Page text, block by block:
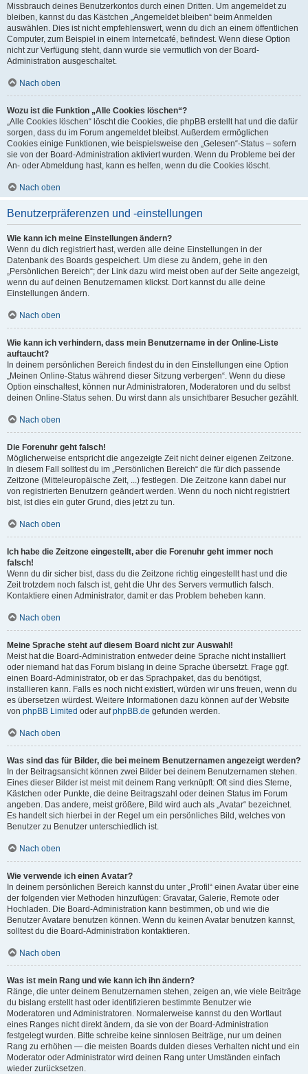
Missbrauch deines Benutzerkontos durch einen Dritten. Um angemeldet zu
bleiben, kannst du das Kästchen „Angemeldet bleiben“ beim Anmelden
auswählen. Dies ist nicht empfehlenswert, wenn du dich an einem öffentlichen
Computer, zum Beispiel in einem Internetcafé, befindest. Wenn diese Option
nicht zur Verfügung steht, dann wurde sie vermutlich von der Board-
Administration ausgeschaltet.
Nach oben
Wozu ist die Funktion „Alle Cookies löschen“?
„Alle Cookies löschen“ löscht die Cookies, die phpBB erstellt hat und die dafür
sorgen, dass du im Forum angemeldet bleibst. Außerdem ermöglichen
Cookies einige Funktionen, wie beispielsweise den „Gelesen“-Status – sofern
sie von der Board-Administration aktiviert wurden. Wenn du Probleme bei der
An- oder Abmeldung hast, kann es helfen, wenn du die Cookies löscht.
Nach oben
Benutzerpräferenzen und -einstellungen
Wie kann ich meine Einstellungen ändern?
Wenn du dich registriert hast, werden alle deine Einstellungen in der
Datenbank des Boards gespeichert. Um diese zu ändern, gehe in den
„Persönlichen Bereich“; der Link dazu wird meist oben auf der Seite angezeigt,
wenn du auf deinen Benutzernamen klickst. Dort kannst du alle deine
Einstellungen ändern.
Nach oben
Wie kann ich verhindern, dass mein Benutzername in der Online-Liste
auftaucht?
In deinem persönlichen Bereich findest du in den Einstellungen eine Option
„Meinen Online-Status während dieser Sitzung verbergen“. Wenn du diese
Option einschaltest, können nur Administratoren, Moderatoren und du selbst
deinen Online-Status sehen. Du wirst dann als unsichtbarer Besucher gezählt.
Nach oben
Die Forenuhr geht falsch!
Möglicherweise entspricht die angezeigte Zeit nicht deiner eigenen Zeitzone.
In diesem Fall solltest du im „Persönlichen Bereich“ die für dich passende
Zeitzone (Mitteleuropäische Zeit, ...) festlegen. Die Zeitzone kann dabei nur
von registrierten Benutzern geändert werden. Wenn du noch nicht registriert
bist, ist dies ein guter Grund, dies jetzt zu tun.
Nach oben
Ich habe die Zeitzone eingestellt, aber die Forenuhr geht immer noch
falsch!
Wenn du dir sicher bist, dass du die Zeitzone richtig eingestellt hast und die
Zeit trotzdem noch falsch ist, geht die Uhr des Servers vermutlich falsch.
Kontaktiere einen Administrator, damit er das Problem beheben kann.
Nach oben
Meine Sprache steht auf diesem Board nicht zur Auswahl!
Meist hat die Board-Administration entweder deine Sprache nicht installiert
oder niemand hat das Forum bislang in deine Sprache übersetzt. Frage ggf.
einen Board-Administrator, ob er das Sprachpaket, das du benötigst,
installieren kann. Falls es noch nicht existiert, würden wir uns freuen, wenn du
es übersetzen würdest. Weitere Informationen dazu können auf der Website
von phpBB Limited oder aufphpBB.de gefunden werden.
Nach oben
Was sind das für Bilder, die bei meinem Benutzernamen angezeigt werden?
In der Beitragsansicht können zwei Bilder bei deinem Benutzernamen stehen.
Eines dieser Bilder ist meist mit deinem Rang verknüpft: Oft sind dies Sterne,
Kästchen oder Punkte, die deine Beitragszahl oder deinen Status im Forum
angeben. Das andere, meist größere, Bild wird auch als „Avatar“ bezeichnet.
Es handelt sich hierbei in der Regel um ein persönliches Bild, welches von
Benutzer zu Benutzer unterschiedlich ist.
Nach oben
Wie verwende ich einen Avatar?
In deinem persönlichen Bereich kannst du unter „Profil“ einen Avatar über eine
der folgenden vier Methoden hinzufügen: Gravatar, Galerie, Remote oder
Hochladen. Die Board-Administration kann bestimmen, ob und wie die
Benutzer Avatare benutzen können. Wenn du keinen Avatar benutzen kannst,
solltest du die Board-Administration kontaktieren.
Nach oben
Was ist mein Rang und wie kann ich ihn ändern?
Ränge, die unter deinem Benutzernamen stehen, zeigen an, wie viele Beiträge
du bislang erstellt hast oder identifizieren bestimmte Benutzer wie
Moderatoren und Administratoren. Normalerweise kannst du den Wortlaut
eines Ranges nicht direkt ändern, da sie von der Board-Administration
festgelegt wurden. Bitte schreibe keine sinnlosen Beiträge, nur um deinen
Rang zu erhöhen — die meisten Boards dulden dieses Verhalten nicht und ein
Moderator oder Administrator wird deinen Rang unter Umständen einfach
wieder zurücksetzen.